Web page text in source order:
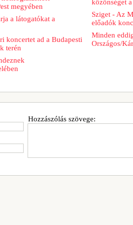
megyében
a látogatókat a
koncertet ad a Budapesti
terén
közönséget
Sziget - Az
előadók
Minden
Országos/
Hozzászólás szövege: